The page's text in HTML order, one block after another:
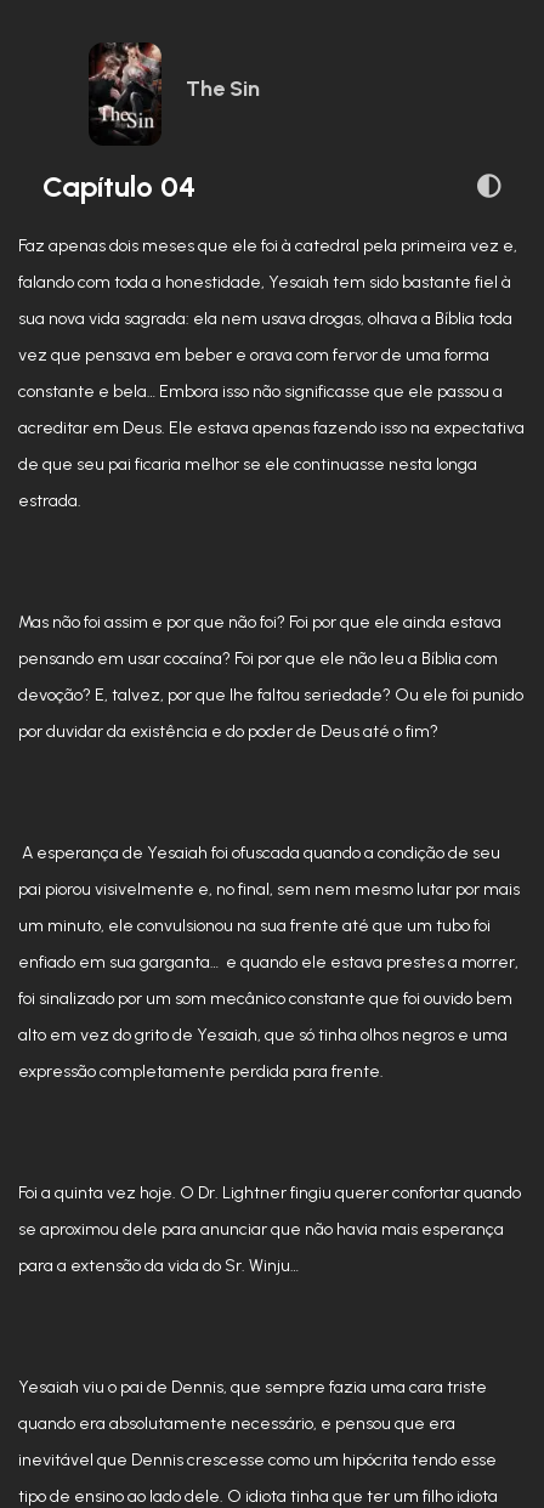
The Sin
Capítulo 04
Faz apenas dois meses que ele foi à catedral pela primeira vez e,
falando com toda a honestidade, Yesaiah tem sido bastante fiel à
sua nova vida sagrada: ela nem usava drogas, olhava a Bíblia toda
vez que pensava em beber e orava com fervor de uma forma
constante e bela… Embora isso não significasse que ele passou a
acreditar em Deus. Ele estava apenas fazendo isso na expectativa
de que seu pai ficaria melhor se ele continuasse nesta longa
estrada.
Mas não foi assim e por que não foi? Foi por que ele ainda estava
pensando em usar cocaína? Foi por que ele não leu a Bíblia com
devoção? E, talvez, por que lhe faltou seriedade? Ou ele foi punido
por duvidar da existência e do poder de Deus até o fim?
A esperança de Yesaiah foi ofuscada quando a condição de seu
pai piorou visivelmente e, no final, sem nem mesmo lutar por mais
um minuto, ele convulsionou na sua frente até que um tubo foi
enfiado em sua garganta… e quando ele estava prestes a morrer,
foi sinalizado por um som mecânico constante que foi ouvido bem
alto em vez do grito de Yesaiah, que só tinha olhos negros e uma
expressão completamente perdida para frente.
Foi a quinta vez hoje. O Dr. Lightner fingiu querer confortar quando
se aproximou dele para anunciar que não havia mais esperança
para a extensão da vida do Sr. Winju…
Yesaiah viu o pai de Dennis, que sempre fazia uma cara triste
quando era absolutamente necessário, e pensou que era
inevitável que Dennis crescesse como um hipócrita tendo esse
tipo de ensino ao lado dele. O idiota tinha que ter um filho idiota